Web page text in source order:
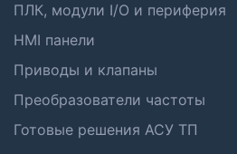
ПЛК, модули I/O и периферия
HMI панели
Приводы и клапаны
Преобразователи частоты
Готовые решения АСУ ТП